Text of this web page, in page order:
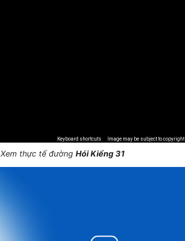
Keyboard shortcuts Image may be subject to copyright
Xem thực tế đường Hói Kiểng 31